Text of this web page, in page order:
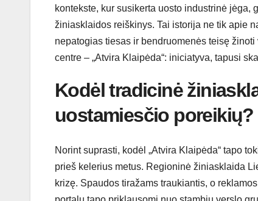
kontekste, kur susikerta uosto industrinė
žiniasklaidos reiškinys. Tai istorija ne tik apie
nepatogias tiesas ir bendruomenės teisę
centre – „Atvira Klaipėda“: iniciatyva, tapusi
Kodėl tradicinė
uostamiesčio poreikių?
Norint suprasti, kodėl „Atvira Klaipėda“ tapo
prieš kelerius metus. Regioninė žiniasklaida
krizę. Spaudos tiražams traukiantis, o